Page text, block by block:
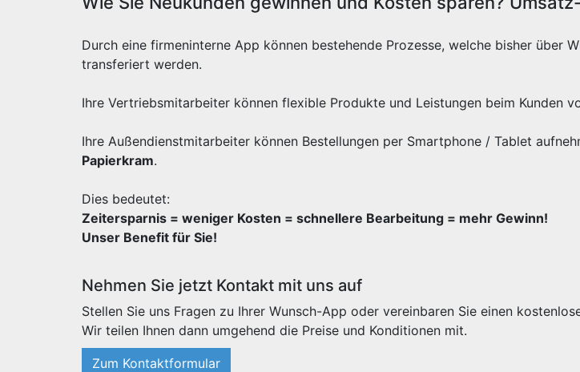
Durch eine firmeninterne App können bestehende Prozesse, welche bisher über
transferiert werden.
Ihre Vertriebsmitarbeiter können flexible Produkte und Leistungen beim Kunden
Ihre Außendienstmitarbeiter können Bestellungen per Smartphone / Tablet
Papierkram.
Dies bedeutet:
Zeitersparnis = weniger Kosten = schnellere Bearbeitung = mehr Gewinn!
Unser Benefit für Sie!
Nehmen Sie jetzt Kontakt mit uns auf
Stellen Sie uns Fragen zu Ihrer Wunsch-App oder vereinbaren Sie einen
Wir teilen Ihnen dann umgehend die Preise und Konditionen mit.
Zum Kontaktformular